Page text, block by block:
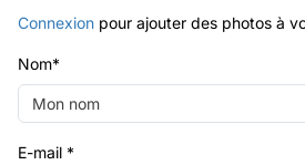
Connexion pour ajouter des photos à
Nom*
E-mail *